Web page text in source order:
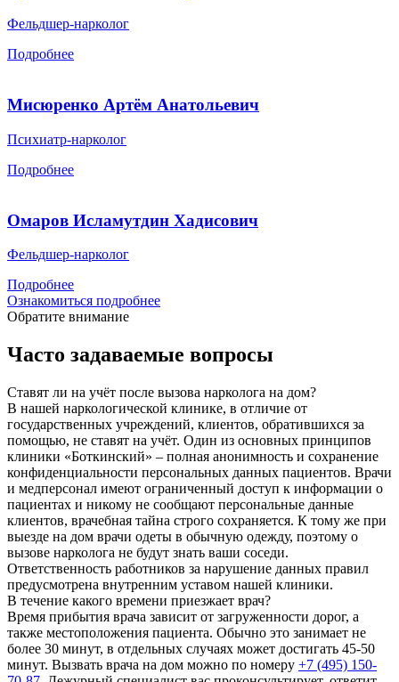
Фельдшер-нарколог
Подробнее
Мисюренко Артём Анатольевич
Психиатр-нарколог
Подробнее
Омаров Исламутдин Хадисович
Фельдшер-нарколог
Подробнее
Ознакомиться подробнее
Обратите внимание
Часто задаваемые вопросы
Ставят ли на учёт после вызова нарколога на дом?
В нашей наркологической клинике, в отличие от
государственных учреждений, клиентов, обратившихся за
помощью, не ставят на учёт. Один из основных принципов
клиники «Боткинский» – полная анонимность и сохранение
конфиденциальности персональных данных пациентов. Врачи
и медперсонал имеют ограниченный доступ к информации о
пациентах и никому не сообщают персональные данные
клиентов, врачебная тайна строго сохраняется. К тому же при
выезде на дом врачи одеты в обычную одежду, поэтому о
вызове нарколога не будут знать ваши соседи.
Ответственность работников за нарушение данных правил
предусмотрена внутренним уставом нашей клиники.
В течение какого времени приезжает врач?
Время прибытия врача зависит от загруженности дорог, а
также местоположения пациента. Обычно это занимает не
более 30 минут, в отдельных случаях может достигать 45-50
минут. Вызвать врача на дом можно по номеру +7 (495) 150-